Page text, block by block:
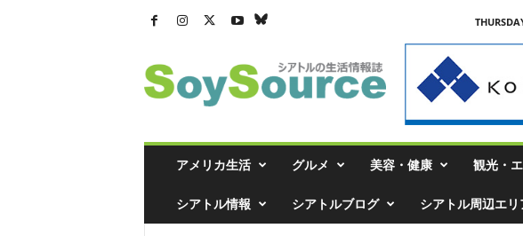
ト
ル
アメリカ生活 グルメ 美容・健康 観光・
シアトル情報 シアトルブログ シアトル周辺エリ